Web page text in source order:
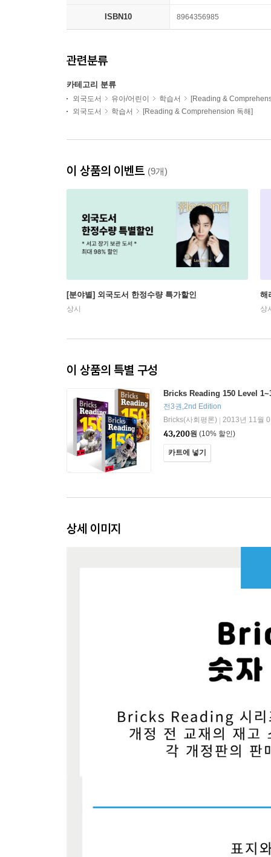
ISBN10 8964356985
관련분류
카테고리 분류
외국도서 유아/어린이 학습서
[Reading &
외국도서
학습서 [Reading & Comprehension 독해]
이 상품의 이벤트 (9개)
[분야별] 외국도서 한정수량 특가할인
상시
해
상
이 상품의 특별 구성
Bricks Reading 150 Level
전3권,2nd Edition
Bricks(사회평론)
2013년 11월
43,200원 (10% 할인)
카트에 넣기
상세 이미지